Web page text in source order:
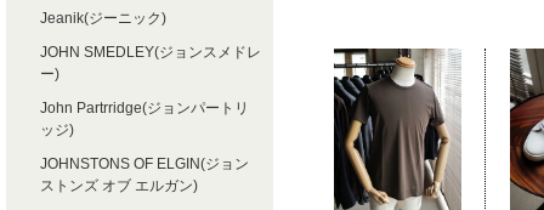
Jeanik(ジーニック)
JOHN SMEDLEY(ジョンスメドレ
ー)
John Partrridge(ジョンパートリ
ッジ)
JOHNSTONS OF ELGIN(ジョン
ストンズ オブ エルガン)